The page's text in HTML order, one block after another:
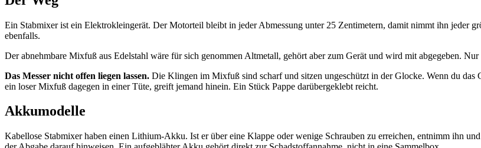
Ein Stabmixer ist ein Elektrokleingerät. Der Motorteil bleibt in jeder Abmessung unter 25 Zentimetern, damit nimmt ihn jeder
ebenfalls.
Der abnehmbare Mixfuß aus Edelstahl wäre für sich genommen Altmetall, gehört aber zum Gerät und wird mit abgegeben.
Das Messer nicht offen liegen lassen. Die Klingen im Mixfuß sind scharf und sitzen ungeschützt in der Glocke. Wenn du
ein loser Mixfuß dagegen in einer Tüte, greift jemand hinein. Ein Stück Pappe darübergeklebt reicht.
Akkumodelle
Kabellose Stabmixer haben einen Lithium-Akku. Ist er über eine Klappe oder wenige Schrauben zu erreichen, entnimm ihn